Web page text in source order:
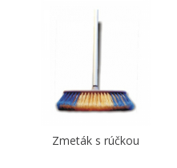
Zmeták s rúčkou